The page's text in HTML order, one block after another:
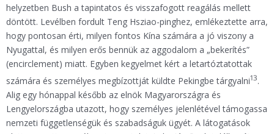
helyzetben Bush a tapintatos és visszafogott reagálás mellett
döntött. Levélben fordult Teng Hsziao-pinghez, emlékeztette arra,
hogy pontosan érti, milyen fontos Kína számára a jó viszony a
Nyugattal, és milyen erős bennük az aggodalom a „bekerítés”
(encirclement) miatt. Egyben kegyelmet kért a letartóztatottak
számára és személyes megbízottját küldte Pekingbe tárgyalni13.
Alig egy hónappal később az elnök Magyarországra és
Lengyelországba utazott, hogy személyes jelenlétével támogassa
nemzeti függetlenségük és szabadságuk ügyét. A látogatások